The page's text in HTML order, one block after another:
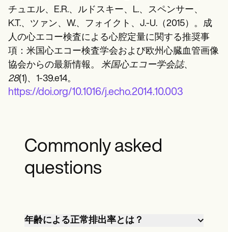
チュエル、E.R.、ルドスキー、L.、スペンサー、
K.T.、ツァン、W.、フォイクト、J.-U.（2015）。成
人の心エコー検査による心腔定量に関する推奨事
項：米国心エコー検査学会および欧州心臓血管画像
協会からの最新情報。 米国心エコー学会誌、
28(1)、1-39.e14。
https://doi.org/10.1016/j.echo.2014.10.003
Commonly asked
questions
年齢による正常排出率とは？